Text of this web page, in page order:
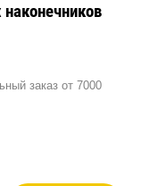
заказ от 7000